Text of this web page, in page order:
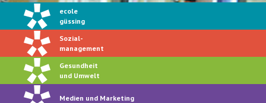
ecole
güssing
Sozial-
management
Gesundheit
und Umwelt
Medien und Marketing